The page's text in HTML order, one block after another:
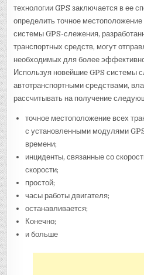
технологии GPS заключается в ее
определить точное
системы GPS-слежения,
транспортных средств, могут
необходимых для более
Используя новейшие GPS системы
автотранспортными средствами,
рассчитывать на получение
точное местоположение всех
с установленными модулями
времени;
инциденты, связанные со
скорости;
простой;
часы работы двигателя;
останавливается;
Конечно;
и больше